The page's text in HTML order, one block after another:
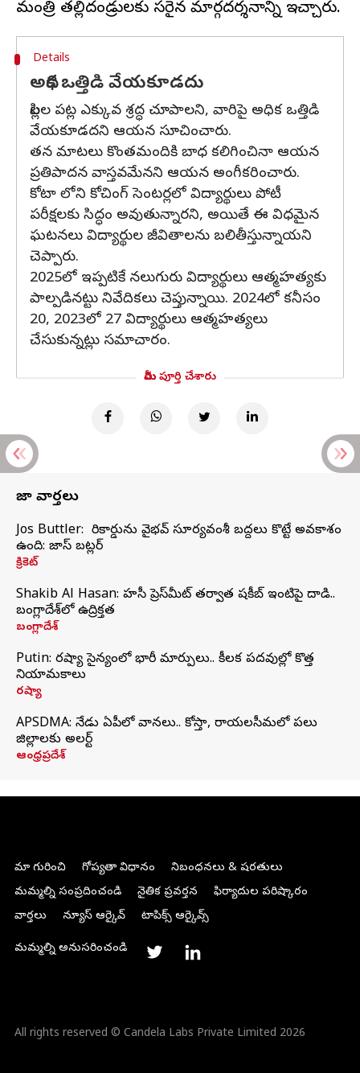
Details
అధిక ఒత్తిడి వేయకూడదు
పిల్లల పట్ల ఎక్కువ శ్రద్ధ చూపాలని, వారిపై అధిక ఒత్తిడి
వేయకూడదని ఆయన సూచించారు.
తన మాటలు కొంతమందికి బాధ కలిగించినా ఆయన
ప్రతిపాదన వాస్తవమేనని ఆయన అంగీకరించారు.
కోటా లోని కోచింగ్ సెంటర్లలో విద్యార్థులు పోటీ
పరీక్షలకు సిద్ధం అవుతున్నారని, అయితే ఈ విధమైన
ఘటనలు విద్యార్థుల జీవితాలను బలితీస్తున్నాయని
చెప్పారు.
2025లో ఇప్పటికే నలుగురు విద్యార్థులు ఆత్మహత్యకు
పాల్పడినట్టు నివేదికలు చెప్తున్నాయి. 2024లో కనీసం
20, 2023లో 27 విద్యార్థులు ఆత్మహత్యలు
చేసుకున్నట్లు సమాచారం.
మీరు పూర్తి చేశారు
తాజా వార్తలు
Jos Buttler: నా రికార్డును వైభవ్ సూర్యవంశీ బద్దలు కొట్టే అవకాశం
ఉంది: జాస్ బట్లర్
క్రికెట్
Shakib Al Hasan: హసీనా ప్రెస్‌మీట్‌ తర్వాత షకీబ్‌ ఇంటిపై దాడి..
బంగ్లాదేశ్‌లో ఉద్రిక్తత
బంగ్లాదేశ్
Putin: రష్యా సైన్యంలో భారీ మార్పులు.. కీలక పదవుల్లో కొత్త
నియామకాలు
రష్యా
APSDMA: నేడు ఏపీలో వానలు.. కోస్తా, రాయలసీమలో పలు
జిల్లాలకు అలర్ట్
ఆంధ్రప్రదేశ్
మా గురించి గోప్యతా విధానం
నిబంధనలు & షరతులు
మమ్మల్ని సంప్రదించండి
నైతిక ప్రవర్తన
ఫిర్యాదుల పరిష్కారం
వార్తలు
న్యూస్ ఆర్కైవ్ టాపిక్స్ ఆర్కైవ్స్
మమ్మల్ని అనుసరించండి
All rights reserved © Candela Labs Private Limited 2026